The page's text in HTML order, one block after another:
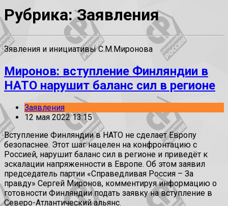
Рубрика: Заявления
Зявления и инициативы С.М.Миронова
Миронов: вступление Финляндии в
НАТО нарушит баланс сил в регионе
Заявления
12 мая 2022 13:15
Вступление Финляндии в НАТО не сделает Европу
безопаснее. Этот шаг нацелен на конфронтацию с
Россией, нарушит баланс сил в регионе и приведёт к
эскалации напряженности в Европе. Об этом заявил
председатель партии «Справедливая Россия – За
правду» Сергей Миронов, комментируя информацию о
готовности Финляндии подать заявку на вступление в
Северо-Атлантический альянс.